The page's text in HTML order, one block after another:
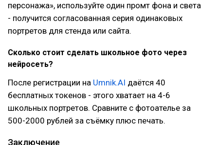
персонажа», используйте один промт фона и света
- получится согласованная серия одинаковых
портретов для стенда или сайта.
Сколько стоит сделать школьное фото через
нейросеть?
После регистрации на Umnik.AI даётся 40
бесплатных токенов - этого хватает на 4-6
школьных портретов. Сравните с фотоателье за
500-2000 рублей за съёмку плюс печать.
Заключение